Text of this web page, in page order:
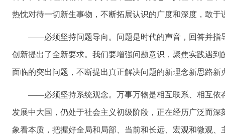
热忱对待一切新生事物，不断拓展认识的广度和深度，敢
——必须坚持问题导向。问题是时代的声音，回答并指
创新提出了全新要求。我们要增强问题意识，聚焦实践遇
面临的突出问题，不断提出真正解决问题的新理念新思路新
——必须坚持系统观念。万事万物是相互联系、相互依
发展中大国，仍处于社会主义初级阶段，正在经历广泛而
象看本质，把握好全局和局部、当前和长远、宏观和微观